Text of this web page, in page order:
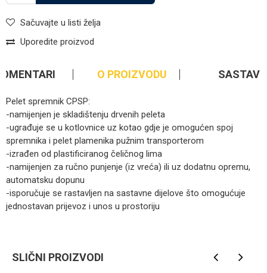
Sačuvajte u listi želja
Uporedite proizvod
O PROIZVODU SASTAV
Pelet spremnik CPSP:
-namijenjen je skladištenju drvenih peleta
-ugrađuje se u kotlovnice uz kotao gdje je omogućen spoj
spremnika i pelet plamenika pužnim transporterom
-izrađen od plastificiranog čeličnog lima
-namijenjen za ručno punjenje (iz vreća) ili uz dodatnu opremu,
automatsku dopunu
-isporučuje se rastavljen na sastavne dijelove što omogućuje
jednostavan prijevoz i unos u prostoriju
SLIČNI PROIZVODI